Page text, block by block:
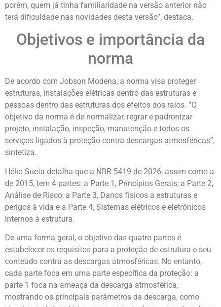
porém, quem já tinha familiaridade na versão anterior não
terá dificuldade nas novidades desta versão”, destaca.
Objetivos e importância da
norma
De acordo com Jobson Modena, a norma visa proteger
estruturas, instalações elétricas dentro das estruturas e
pessoas dentro das estruturas dos efeitos dos raios. “O
objetivo da norma é de normalizar, regrar e padronizar
projeto, instalação, inspeção, manutenção e todos os
serviços ligados à proteção contra descargas atmosféricas”,
sintetiza.
Hélio Sueta detalha que a NBR 5419 de 2026, assim como a
de 2015, tem 4 partes: a Parte 1, Princípios Gerais; a Parte 2,
Análise de Risco; a Parte 3, Danos físicos a estruturas e
perigos à vida e a Parte 4, Sistemas elétricos e eletrônicos
internos à estrutura.
De uma forma geral, o objetivo das quatro partes é
estabelecer os requisitos para a proteção de estrutura e seu
conteúdo contra as descargas atmosféricas. No entanto,
cada parte foca em uma parte específica da proteção: a
parte 1 foca na ameaça da descarga atmosférica,
mostrando os principais parâmetros da descarga, como